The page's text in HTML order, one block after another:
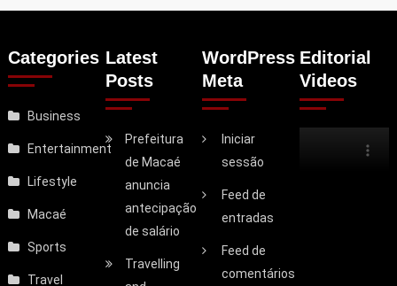
Categories
Business
Entertainment
Lifestyle
Macaé
Sports
Travel
Latest
Posts
Prefeitura
de Macaé
anuncia
antecipação
de salário
Travelling
WordPress
Meta
Iniciar
sessão
Feed de
entradas
Feed de
comentários
Editorial
Videos